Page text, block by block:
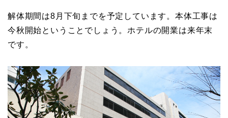
解体期間は8月下旬までを予定しています。本体工事は
今秋開始ということでしょう。ホテルの開業は来年末
です。